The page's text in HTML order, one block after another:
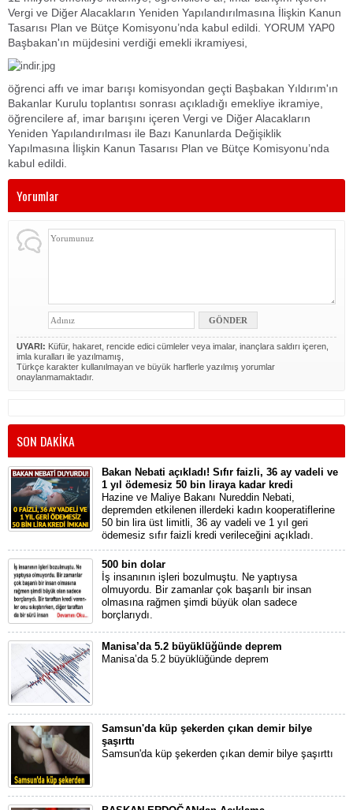
Vergi ve Diğer Alacakların Yeniden Yapılandırılmasına İlişkin Kanun
Tasarısı Plan ve Bütçe Komisyonu’nda kabul edildi. YORUM YAP0
Başbakan'ın müjdesini verdiği emekli ikramiyesi,
öğrenci affı ve imar barışı komisyondan geçti Başbakan Yıldırım'ın
Bakanlar Kurulu toplantısı sonrası açıkladığı emekliye ikramiye,
öğrencilere af, imar barışını içeren Vergi ve Diğer Alacakların
Yeniden Yapılandırılması ile Bazı Kanunlarda Değişiklik
Yapılmasına İlişkin Kanun Tasarısı Plan ve Bütçe Komisyonu’nda
kabul edildi.
Yorumlar
UYARI: Küfür, hakaret, rencide edici cümleler veya imalar, inançlara saldırı içeren,
imla kuralları ile yazılmamış,
Türkçe karakter kullanılmayan ve büyük harflerle yazılmış yorumlar
onaylanmamaktadır.
SON DAKİKA
Bakan Nebati açıkladı! Sıfır faizli, 36 ay vadeli ve
1 yıl ödemesiz 50 bin liraya kadar kredi
Hazine ve Maliye Bakanı Nureddin Nebati,
depremden etkilenen illerdeki kadın kooperatiflerine
50 bin lira üst limitli, 36 ay vadeli ve 1 yıl geri
ödemesiz sıfır faizli kredi verileceğini açıkladı.
500 bin dolar
İş insanının işleri bozulmuştu. Ne yaptıysa
olmuyordu. Bir zamanlar çok başarılı bir insan
olmasına rağmen şimdi büyük olan sadece
borçlarıydı.
Manisa’da 5.2 büyüklüğünde deprem
Manisa’da 5.2 büyüklüğünde deprem
Samsun'da küp şekerden çıkan demir bilye
şaşırttı
Samsun'da küp şekerden çıkan demir bilye şaşırttı